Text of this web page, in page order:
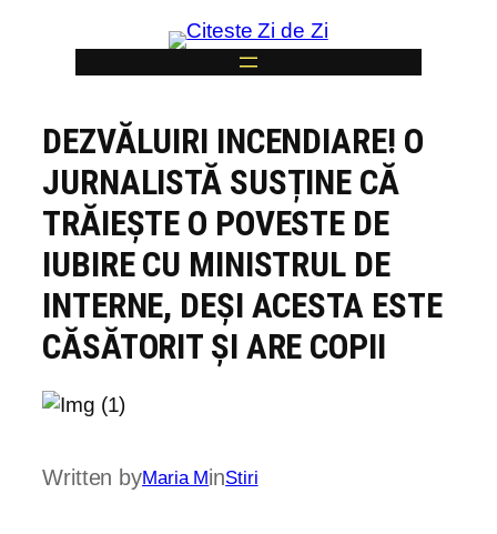
content
DEZVĂLUIRI INCENDIARE! O
JURNALISTĂ SUSȚINE CĂ
TRĂIEȘTE O POVESTE DE
IUBIRE CU MINISTRUL DE
INTERNE, DEȘI ACESTA ESTE
CĂSĂTORIT ȘI ARE COPII
Written byMaria MinStiri